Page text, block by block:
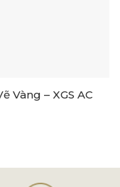
Vàng – XGS AC